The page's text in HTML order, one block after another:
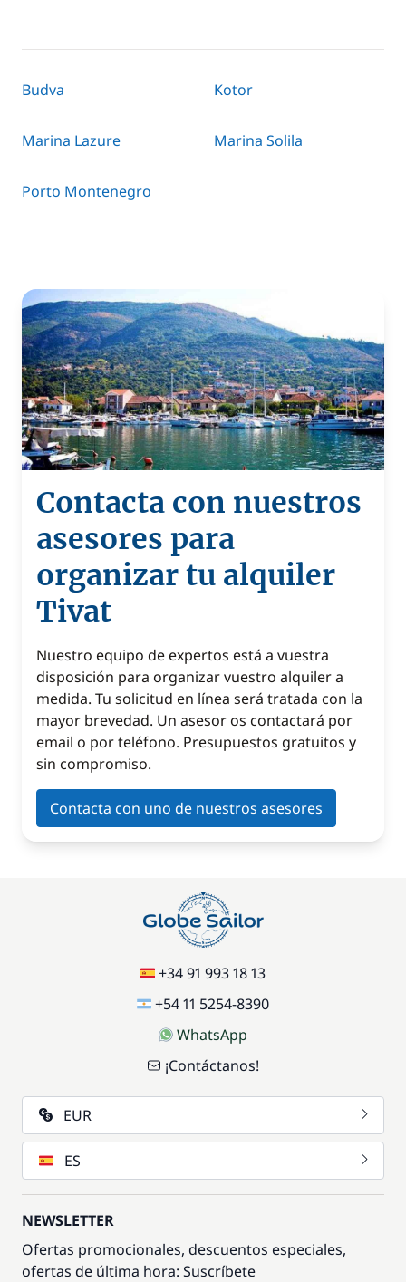
Budva Kotor
Marina Lazure Marina Solila
Porto Montenegro
Contacta con nuestros
asesores para
organizar tu alquiler
Tivat
Nuestro equipo de expertos está a vuestra
disposición para organizar vuestro alquiler a
medida. Tu solicitud en línea será tratada con la
mayor brevedad. Un asesor os contactará por
email o por teléfono. Presupuestos gratuitos y
sin compromiso.
Contacta con uno de nuestros asesores
+34 91 993 18 13
+54 11 5254-8390
WhatsApp
¡Contáctanos!
EUR
ES
NEWSLETTER
Ofertas promocionales, descuentos especiales,
ofertas de última hora: Suscríbete